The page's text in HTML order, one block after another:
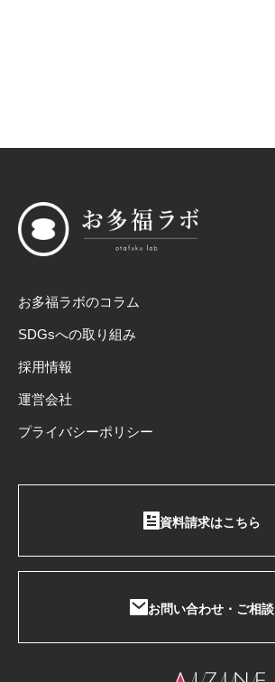
お多福ラボのコラム
SDGsへの取り組み
採用情報
運営会社
プライバシーポリシー
資料請求はこちら
お問い合わせ・ご相談